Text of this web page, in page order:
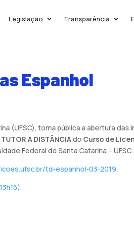
Legislação Transparência
Espanhol
(UFSC), torna pública a abertura das
TUTOR A DISTÂNCIAdo Curso de
Federal de Santa Catarina – UFSC.
td-espanhol-03-2019.